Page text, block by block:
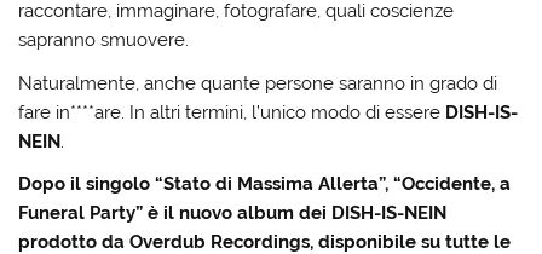
raccontare, immaginare, fotografare, quali coscienze
sapranno smuovere.
Naturalmente, anche quante persone saranno in grado di
fare in****are. In altri termini, l’unico modo di essere DISH-IS-
NEIN
Dopo il singolo “Stato di Massima Allerta”,“Occidente, a
Funeral Party” è il nuovo album dei DISH-IS-NEIN
prodotto da Overdub Recordings, disponibile su tutte le